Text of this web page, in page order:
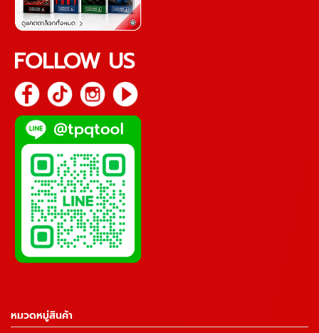
FOLLOW US
หมวดหมู่สินค้า